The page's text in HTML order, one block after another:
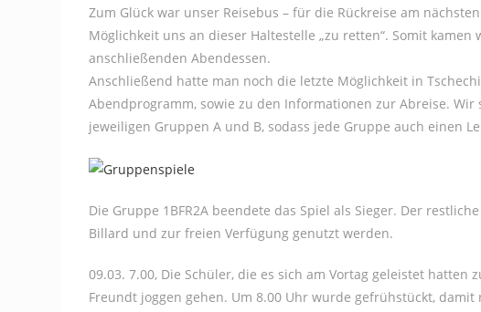
Zum Glück war unser Reisebus – für die Rückreise am
Möglichkeit uns an dieser Haltestelle „zu retten“. Somit
anschließenden Abendessen.
Anschließend hatte man noch die letzte Möglichkeit in
Abendprogramm, sowie zu den Informationen zur Abreise.
jeweiligen Gruppen A und B, sodass jede Gruppe auch einen
Die Gruppe 1BFR2A beendete das Spiel als Sieger. Der
Billard und zur freien Verfügung genutzt werden.
09.03. 7.00, Die Schüler, die es sich am Vortag geleistet
Freundt joggen gehen. Um 8.00 Uhr wurde gefrühstückt,